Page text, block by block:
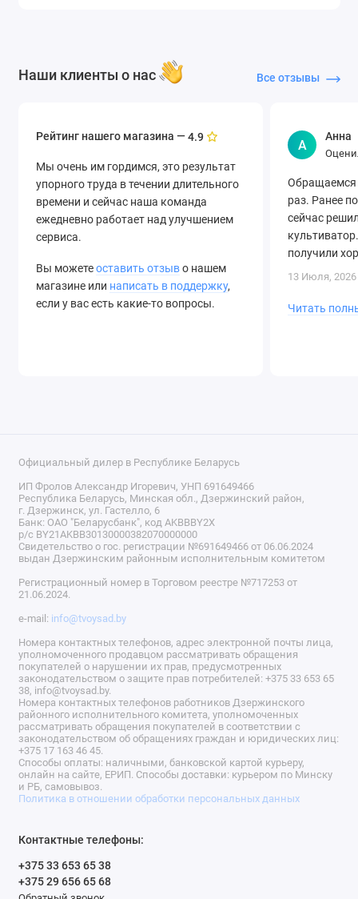
Наши клиенты о нас Все отзывы
Рейтинг нашего магазина —4.9
Мы очень им гордимся, это результат
упорного труда в течении длительного
времени и сейчас наша команда
ежедневно работает над улучшением
сервиса.
Вы можетеоставить отзыво нашем
магазине или написать в поддержку,
если у вас есть какие-то вопросы.
А
Анна
Обращаемся
раз. Ранее
сейчас
получили
быструю
13 Июля, 2026
Читать
Официальный дилер в Республике Беларусь
ИП Фролов Александр Игоревич, УНП 691649466
Республика Беларусь, Минская обл., Дзержинский район,
г. Дзержинск, ул. Гастелло, 6
Банк: ОАО "Беларусбанк", код AKBBBY2X
р/с BY21AKBB30130000382070000000
Свидетельство о гос. регистрации №691649466 от 06.06.2024
выдан Дзержинским районным исполнительным комитетом
Регистрационный номер в Торговом реестре №717253 от
21.06.2024.
e-mail: info@tvoysad.by
Номера контактных телефонов, адрес электронной почты лица,
уполномоченного продавцом рассматривать обращения
покупателей о нарушении их прав, предусмотренных
законодательством о защите прав потребителей: +375 33 653 65
38, info@tvoysad.by.
Номера контактных телефонов работников Дзержинского
районного исполнительного комитета, уполномоченных
рассматривать обращения покупателей в соответствии с
законодательством об обращениях граждан и юридических лиц:
+375 17 163 46 45.
Способы оплаты: наличными, банковской картой курьеру,
онлайн на сайте, ЕРИП. Способы доставки: курьером по Минску
и РБ, самовывоз.
Политика в отношении обработки персональных данных
Контактные телефоны:
+375 33 653 65 38
+375 29 656 65 68